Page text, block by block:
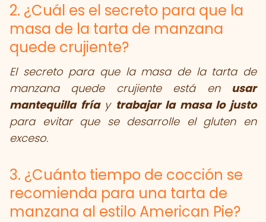
2. ¿Cuál es el secreto para que la
masa de la tarta de manzana
quede crujiente?
El secreto para que la masa de la tarta de
manzana quede crujiente está en usar
mantequilla fríay trabajar la masa lo justo
para evitar que se desarrolle el gluten en
exceso.
3. ¿Cuánto tiempo de cocción se
recomienda para una tarta de
manzana al estilo American Pie?